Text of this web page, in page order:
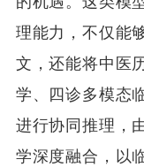
理能力，不仅能
文，还能将中医
学、四诊多模态
进行协同推理，
学深度融合，以